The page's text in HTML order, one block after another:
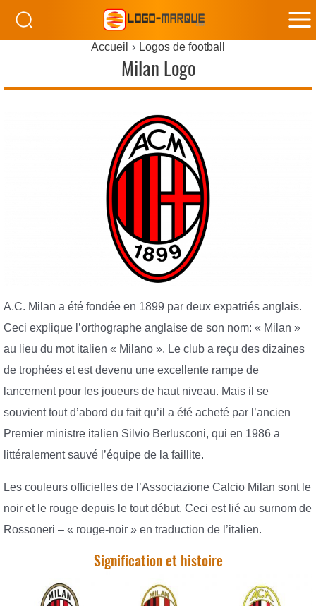
Accueil Logos de football
Milan Logo
A.C. Milan a été fondée en 1899 par deux expatriés anglais.
Ceci explique l’orthographe anglaise de son nom: « Milan »
au lieu du mot italien « Milano ». Le club a reçu des dizaines
de trophées et est devenu une excellente rampe de
lancement pour les joueurs de haut niveau. Mais il se
souvient tout d’abord du fait qu’il a été acheté par l’ancien
Premier ministre italien Silvio Berlusconi, qui en 1986 a
littéralement sauvé l’équipe de la faillite.
Les couleurs officielles de l’Associazione Calcio Milan sont le
noir et le rouge depuis le tout début. Ceci est lié au surnom de
Rossoneri – « rouge-noir » en traduction de l’italien.
Signification et histoire